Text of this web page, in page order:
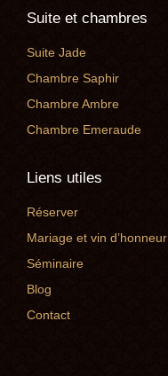
Suite et chambres
Suite Jade
Chambre Saphir
Chambre Ambre
Chambre Emeraude
Liens utiles
Réserver
Mariage et vin d’honneur
Séminaire
Blog
Contact